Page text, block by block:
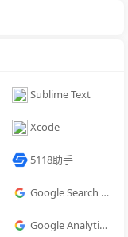
Sublime Text
Xcode
5118助手
Google Search Console
Google Analytics 4